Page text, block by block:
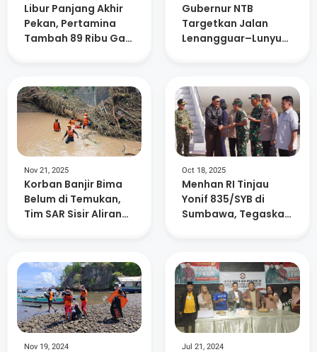
Libur Panjang Akhir
Pekan, Pertamina
Tambah 89 Ribu Gas
Gubernur NTB
Targetkan Jalan
Lenangguar–Lunyuk
Nov 21, 2025
Korban Banjir Bima
Belum di Temukan,
Tim SAR Sisir Aliran
Oct 18, 2025
Menhan RI Tinjau
Yonif 835/SYB di
Sumbawa, Tegaskan
Kesejahteraan
Prajurit
Nov 19, 2024 Jul 21, 2024